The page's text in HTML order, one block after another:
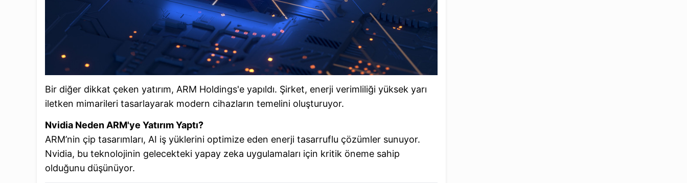
Bir diğer dikkat çeken yatırım, ARM Holdings'e yapıldı. Şirket, enerji verimliliği yüksek yarı
iletken mimarileri tasarlayarak modern cihazların temelini oluşturuyor.
Nvidia Neden ARM'ye Yatırım Yaptı?
ARM’nin çip tasarımları, AI iş yüklerini optimize eden enerji tasarruflu çözümler sunuyor.
Nvidia, bu teknolojinin gelecekteki yapay zeka uygulamaları için kritik öneme sahip
olduğunu düşünüyor.